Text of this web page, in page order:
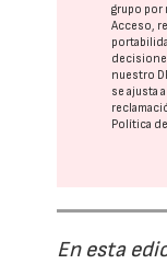
grupo por
Acceso,
nuestro
se ajusta
Política
En esta